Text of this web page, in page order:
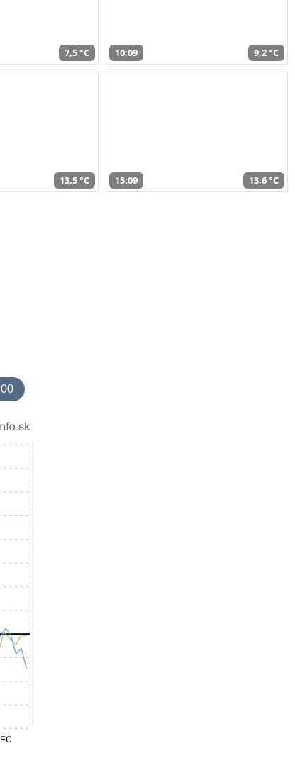
7,5 °C 10:09 9,2 °C
13,5 °C 15:09 13,6 °C